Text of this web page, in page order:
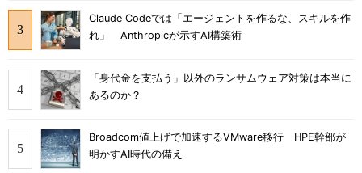
Claude Codeでは「エージェントを作るな、スキルを作
れ」 Anthropicが示すAI構築術
「身代金を支払う」以外のランサムウェア対策は本当に
あるのか？
Broadcom値上げで加速するVMware移行 HPE幹部が
明かすAI時代の備え